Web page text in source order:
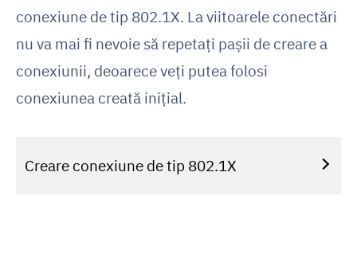
conexiune de tip 802.1X. La viitoarele conectări
nu va mai fi nevoie să repetați pașii de creare a
conexiunii, deoarece veți putea folosi
conexiunea creată inițial.
Creare conexiune de tip 802.1X